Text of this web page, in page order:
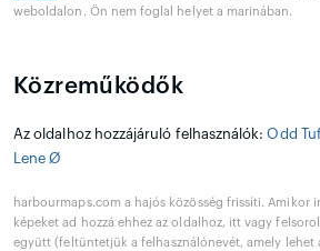
weboldalon. Ön nem foglal helyet a marinában.
Közreműködők
Az oldalhoz hozzájáruló felhasználók:Odd
Lene Ø
harbourmaps.com a hajós közösség frissíti. Amikor
képeket ad hozzá ehhez az oldalhoz, itt vagy
együtt (feltüntetjük a felhasználónevét, amely lehet